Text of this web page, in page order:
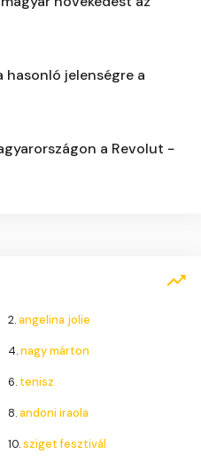
jelenségre a
a Revolut −
2.angelina jolie
4.nagy márton
6. tenisz
8.andoni iraola
10.sziget fesztivál